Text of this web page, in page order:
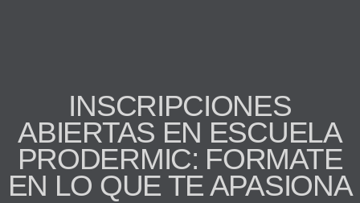
INSCRIPCIONES
ABIERTAS EN ESCUELA
PRODERMIC: FORMATE
EN LO QUE TE APASIONA